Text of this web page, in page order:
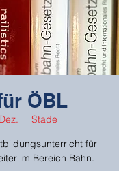
ÖBL
  |
Stade
für
im Bereich Bahn.